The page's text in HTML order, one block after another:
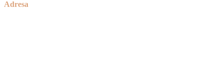
Adresa